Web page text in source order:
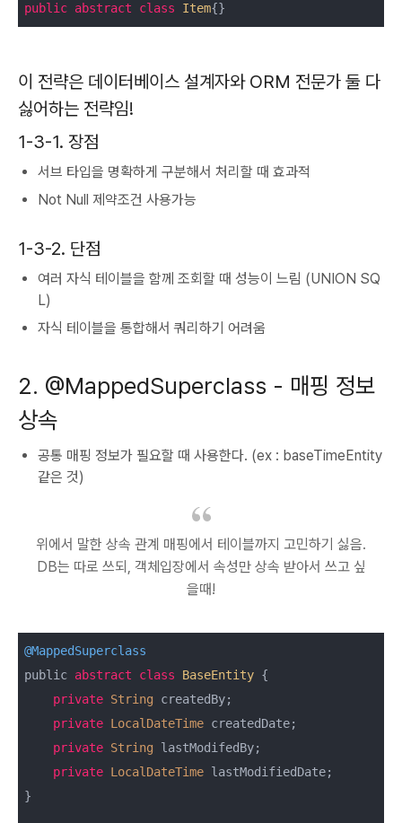
public abstract class Item{}
이 전략은 데이터베이스 설계자와 ORM 전문가 둘 다
싫어하는 전략임!
1-3-1. 장점
서브 타입을 명확하게 구분해서 처리할 때 효과적
Not Null 제약조건 사용가능
1-3-2. 단점
여러 자식 테이블을 함께 조회할 때 성능이 느림 (UNION SQ
L)
자식 테이블을 통합해서 쿼리하기 어려움
2. @MappedSuperclass - 매핑 정보
상속
공통 매핑 정보가 필요할 때 사용한다. (ex : baseTimeEntity
같은 것)
위에서 말한 상속 관계 매핑에서 테이블까지 고민하기 싫음.
DB는 따로 쓰되, 객체입장에서 속성만 상속 받아서 쓰고 싶
을때!
@MappedSuperclass
public abstract class BaseEntity {
private String createdBy;
private LocalDateTime createdDate;
private String lastModifedBy;
private LocalDateTime lastModifiedDate;
}